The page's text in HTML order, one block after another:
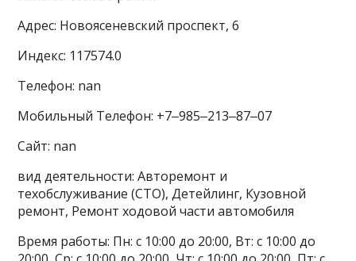
Адрес: Новоясеневский проспект, 6
Индекс: 117574.0
Телефон: nan
Мобильный Телефон: +7‒985‒213‒87‒07
Сайт: nan
вид деятельности: Авторемонт и
техобслуживание (СТО), Детейлинг, Кузовной
ремонт, Ремонт ходовой части автомобиля
Время работы: Пн: с 10:00 до 20:00, Вт: с 10:00 до